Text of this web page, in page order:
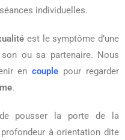
individuelles.
est le symptôme d’une
ou sa partenaire. Nous
encouple pour regarder
.
pousser la porte de la
à orientation dite